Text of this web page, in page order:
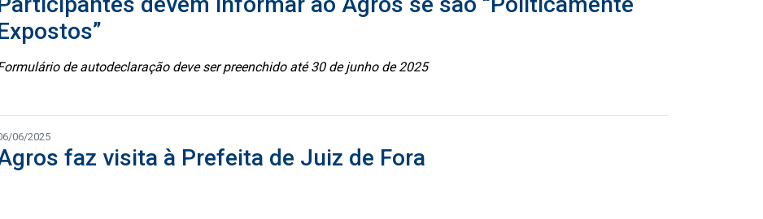
de autodeclaração deve ser preenchido até 30 de junho de 2025
06/2025
faz visita à Prefeita de Juiz de Fora